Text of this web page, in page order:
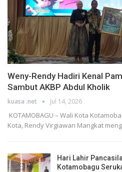
Weny-Rendy Hadiri Kenal
Sambut AKBP Abdul Kholik
kuasa .net Jul 14, 2026
KOTAMOBAGU – Wali Kota
Kota, Rendy Virgiawan Mangkat
Hari Lahir
Kotamobagu